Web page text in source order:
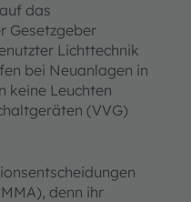
das
Gesetzgeber
Lichttechnik
bei Neuanlagen in
keine Leuchten
(VVG)
denn ihr